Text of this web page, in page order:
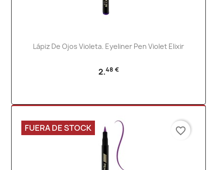
Lápiz De Ojos Violeta. Eyeliner Pen Violet Elixir
2.48 €
FUERA DE STOCK favorite_border